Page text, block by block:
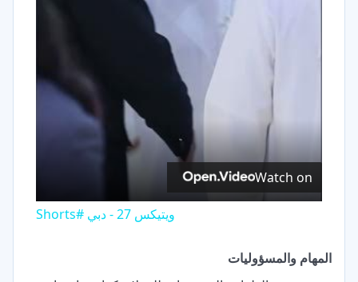
Video
Watch on
ويتيكس 27 - دبي #Shorts
المهام والمسؤوليات